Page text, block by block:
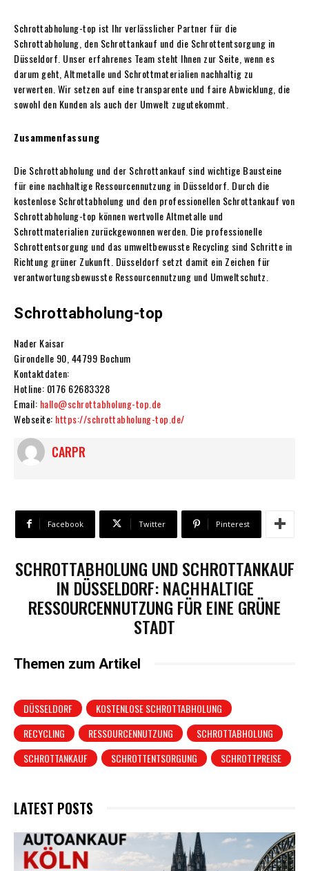
Schrottabholung-top ist Ihr verlässlicher Partner für die
Schrottabholung, den Schrottankauf und die Schrottentsorgung in
Düsseldorf. Unser erfahrenes Team steht Ihnen zur Seite, wenn es
darum geht, Altmetalle und Schrottmaterialien nachhaltig zu
verwerten. Wir setzen auf eine transparente und faire Abwicklung, die
sowohl den Kunden als auch der Umwelt zugutekommt.
Zusammenfassung
Die Schrottabholung und der Schrottankauf sind wichtige Bausteine
für eine nachhaltige Ressourcennutzung in Düsseldorf. Durch die
kostenlose Schrottabholung und den professionellen Schrottankauf von
Schrottabholung-top können wertvolle Altmetalle und
Schrottmaterialien zurückgewonnen werden. Die professionelle
Schrottentsorgung und das umweltbewusste Recycling sind Schritte in
Richtung grüner Zukunft. Düsseldorf setzt damit ein Zeichen für
verantwortungsbewusste Ressourcennutzung und Umweltschutz.
Schrottabholung-top
Nader Kaisar
Girondelle 90, 44799 Bochum
Kontaktdaten:
Hotline: 0176 62683328
Email: hallo@schrottabholung-top.de
Webseite: https://schrottabholung-top.de/
CARPR
Facebook Twitter Pinterest
SCHROTTABHOLUNG UND SCHROTTANKAUF
IN DÜSSELDORF: NACHHALTIGE
RESSOURCENNUTZUNG FÜR EINE GRÜNE
STADT
Themen zum Artikel
DÜSSELDORF
KOSTENLOSE SCHROTTABHOLUNG
RECYCLING
RESSOURCENNUTZUNG
SCHROTTABHOLUNG
SCHROTTANKAUF
SCHROTTENTSORGUNG SCHROTTPREISE
LATEST POSTS